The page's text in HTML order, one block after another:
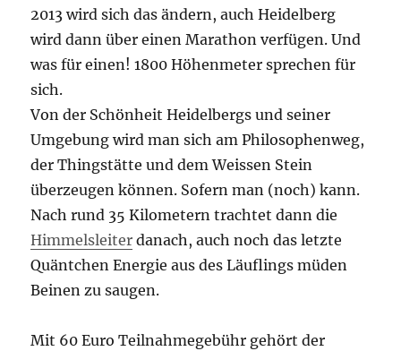
2013 wird sich das ändern, auch Heidelberg
wird dann über einen Marathon verfügen. Und
was für einen! 1800 Höhenmeter sprechen für
sich.
Von der Schönheit Heidelbergs und seiner
Umgebung wird man sich am Philosophenweg,
der Thingstätte und dem Weissen Stein
überzeugen können. Sofern man (noch) kann.
Nach rund 35 Kilometern trachtet dann die
Himmelsleiter danach, auch noch das letzte
Quäntchen Energie aus des Läuflings müden
Beinen zu saugen.
Mit 60 Euro Teilnahmegebühr gehört der